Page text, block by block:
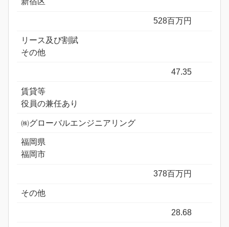
528百万円
リース及び割賦
その他
47.35
賃貸等
役員の兼任あり
㈱グローバルエンジニアリング
福岡県
福岡市
378百万円
その他
28.68